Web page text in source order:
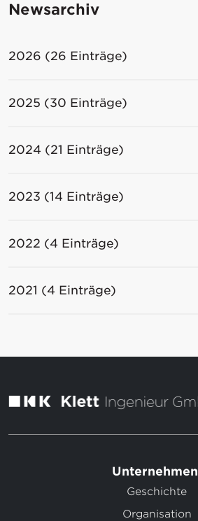
Newsarchiv
2026 (26 Einträge)
2025 (30 Einträge)
2024 (21 Einträge)
2023 (14 Einträge)
2022 (4 Einträge)
2021 (4 Einträge)
Unternehmen
Geschichte
Organisation